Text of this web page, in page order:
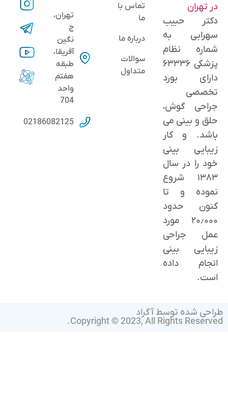
دکتر حبیب
سهرابی به
شماره نظام
پزشکی ۶۳۳۳۶
دارای بورد
تخصصی
جراحی گوش،
حلق و بینی می
باشد. و کار
زیبایی بینی
خود را در سال
۱۳۸۳ شروع
نموده و تا
کنون حدود
٢۰٫۰۰۰ مورد
عمل جراحی
زیبایی بینی
انجام داده
است.
تماس با
ما
درباره ما
سوالات
متداول
تهران،
ج
نگین
آفریقا،
طبقه
هفتم
واحد
704
02186082125
طراحی شده توسط آگراد
Copyright © 2023, All Rights Reserved.